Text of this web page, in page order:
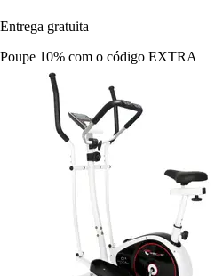
Entrega gratuita
Poupe 10% com o código EXTRA